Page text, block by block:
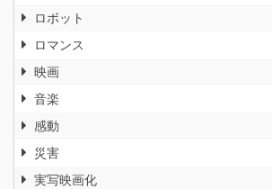
ロボット
ロマンス
映画
音楽
感動
災害
実写映画化